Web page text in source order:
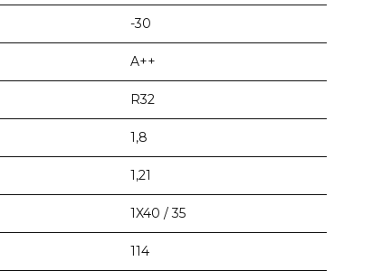
-30
A++
R32
1,8
1,21
1X40 / 35
114